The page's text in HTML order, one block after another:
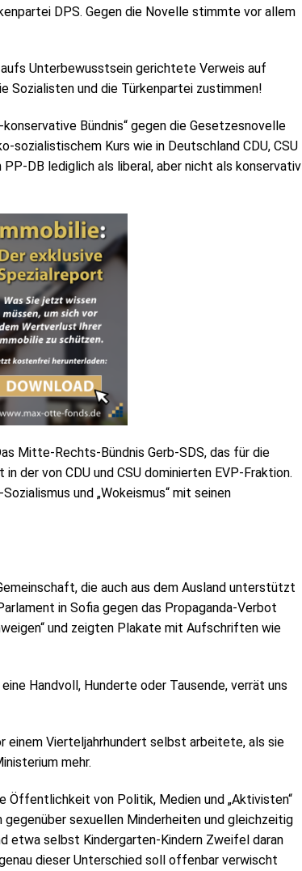
DPS. Gegen die Novelle stimmte vor allem
Unterbewusstsein gerichtete Verweis auf
Sozialisten und die Türkenpartei zustimmen!
Bündnis“ gegen die Gesetzesnovelle
Kurs wie in Deutschland CDU, CSU
DB lediglich als liberal, aber nicht als konservativ
Mitte-Rechts-Bündnis Gerb-SDS, das für die
der von CDU und CSU dominierten EVP-Fraktion.
und „Wokeismus“ mit seinen
die auch aus dem Ausland unterstützt
in Sofia gegen das Propaganda-Verbot
und zeigten Plakate mit Aufschriften wie
Handvoll, Hunderte oder Tausende, verrät uns
einem Vierteljahrhundert selbst arbeitete, als sie
mehr.
Öffentlichkeit von Politik, Medien und „Aktivisten“
sexuellen Minderheiten und gleichzeitig
etwa selbst Kindergarten-Kindern Zweifel daran
dieser Unterschied soll offenbar verwischt